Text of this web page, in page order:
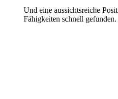
Und eine aussichtsreiche
Fähigkeiten schnell gefunden.